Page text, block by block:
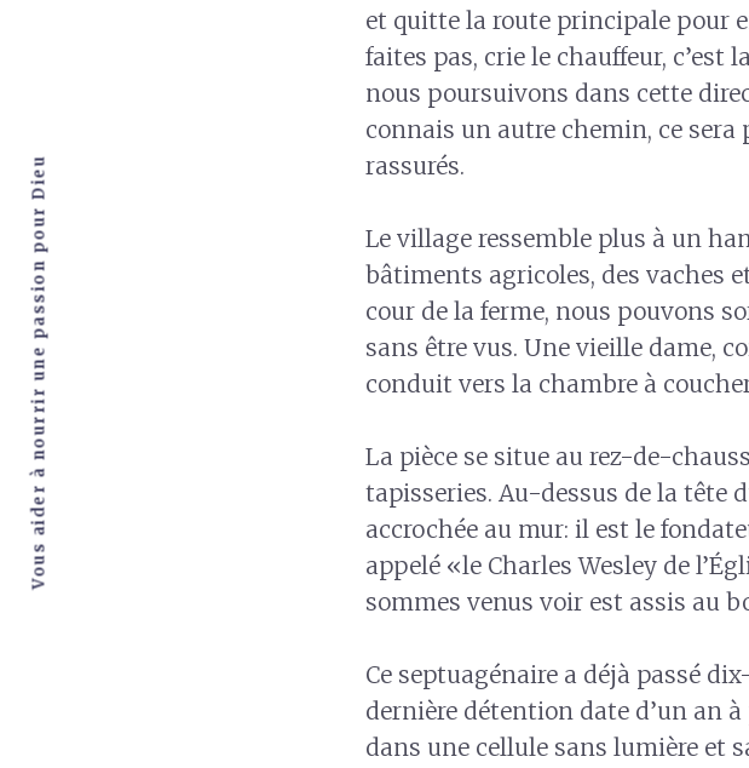
et quitte la route principale pour
faites pas, crie le chauffeur, c’est
nous poursuivons dans cette
connais un autre chemin, ce sera
rassurés.
Le village ressemble plus à un
bâtiments agricoles, des vaches
cour de la ferme, nous pouvons
sans être vus. Une vieille dame,
conduit vers la chambre à
La pièce se situe au rez-de-
tapisseries. Au-dessus de la tête
accrochée au mur: il est le
appelé «le Charles Wesley de
sommes venus voir est assis au
Ce septuagénaire a déjà passé
dernière détention date d’un an
dans une cellule sans lumière et
Vous aider à nourrir une passion pour Dieu